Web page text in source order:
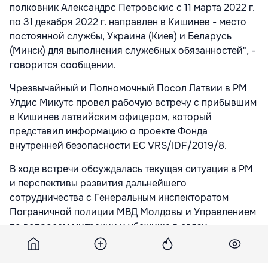
полковник Александрс Петровскис с 11 марта 2022 г.
по 31 декабря 2022 г. направлен в Кишинев - место
постоянной службы, Украина (Киев) и Беларусь
(Минск) для выполнения служебных обязанностей", -
говорится сообщении.
Чрезвычайный и Полномочный Посол Латвии в РМ
Улдис Микутс провел рабочую встречу с прибывшим
в Кишинев латвийским офицером, который
представил информацию о проекте Фонда
внутренней безопасности ЕС VRS/IDF/2019/8.
В ходе встречи обсуждалась текущая ситуация в РМ
и перспективы развития дальнейшего
сотрудничества с Генеральным инспекторатом
Пограничной полиции МВД Молдовы и Управлением
по вопросам миграции и убежища в связи
реализации совместных проектов международной
технической помощи.